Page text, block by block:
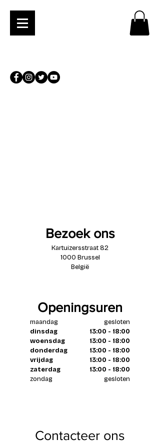
Bezoek ons
Kartuizersstraat 82
1000 Brussel
België
Openingsuren
gesloten
13:00 - 18:00
13:00 - 18:00
13:00 - 18:00
13:00 - 18:00
13:00 - 18:00
gesloten
maandag
dinsdag
woensdag
donderdag
vrijdag
zaterdag
zondag
Contacteer ons